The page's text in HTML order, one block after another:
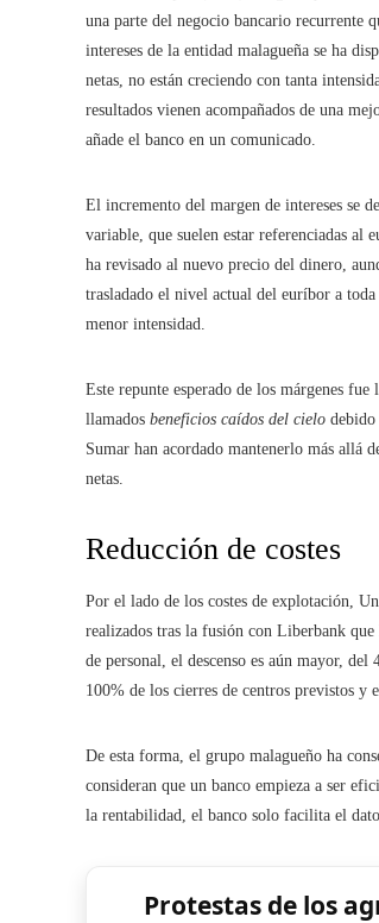
una parte del negocio bancario recurrente
intereses de la entidad malagueña se ha
netas, no están creciendo con tanta
resultados vienen acompañados de una
añade el banco en un comunicado.
El incremento del margen de intereses se
variable, que suelen estar referenciadas al
ha revisado al nuevo precio del dinero,
trasladado el nivel actual del euríbor a
menor intensidad.
Este repunte esperado de los márgenes
llamados beneficios caídos del cielo
Sumar han acordado mantenerlo más allá
netas.
Reducción de costes
Por el lado de los costes de explotación,
realizados tras la fusión con Liberbank
de personal, el descenso es aún mayor,
100% de los cierres de centros previstos y
De esta forma, el grupo malagueño ha
consideran que un banco empieza a ser
la rentabilidad, el banco solo facilita el
Protestas de los